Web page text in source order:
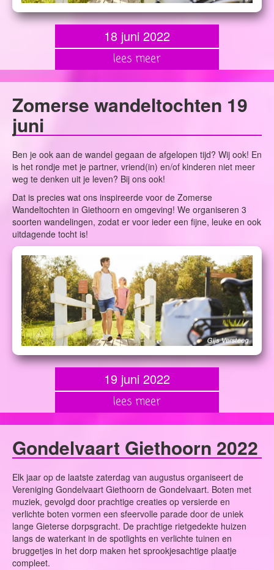
18 juni 2022
lees meer
Zomerse wandeltochten 19
juni
Ben je ook aan de wandel gegaan de afgelopen tijd? Wij ook! En
is het rondje met je partner, vriend(in) en/of kinderen niet meer
weg te denken uit je leven? Bij ons ook!
Dat is precies wat ons inspireerde voor de Zomerse
Wandeltochten in Giethoorn en omgeving! We organiseren 3
soorten wandelingen, zodat er voor ieder een fijne, leuke en ook
uitdagende tocht is!
19 juni 2022
lees meer
Gondelvaart Giethoorn 2022
Elk jaar op de laatste zaterdag van augustus organiseert de
Vereniging Gondelvaart Giethoorn de Gondelvaart. Boten met
muziek, gevolgd door prachtige creaties op versierde en
verlichte boten vormen een sfeervolle parade door de uniek
lange Gieterse dorpsgracht. De prachtige rietgedekte huizen
langs de waterkant in de spotlights en verlichte tuinen en
bruggetjes in het dorp maken het sprookjesachtige plaatje
compleet.